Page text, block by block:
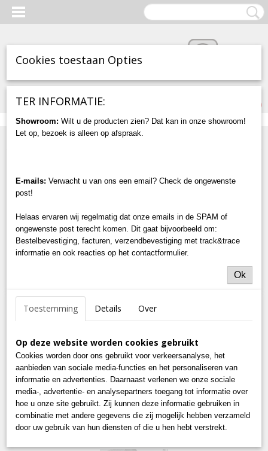
(0)
Home> Steigerverlichting >RVS Bevestiging - Set van 4
Cookies toestaan Opties
TER INFORMATIE:
Showroom: Wilt u de producten zien? Dat kan in onze showroom!
Let op, bezoek is alleen op afspraak.
E-mails: Verwacht u van ons een email? Check de ongewenste
post!
Helaas ervaren wij regelmatig dat onze emails in de SPAM of
ongewenste post terecht komen. Dit gaat bijvoorbeeld om:
Bestelbevestiging, facturen, verzendbevestiging met track&trace
informatie en ook reacties op het contactformulier.
Ok
Toestemming Details Over
Op deze website worden cookies gebruikt
Cookies worden door ons gebruikt voor verkeersanalyse, het
aanbieden van sociale media-functies en het personaliseren van
informatie en advertenties. Daarnaast verlenen we onze sociale
media-, advertentie- en analysepartners toegang tot informatie over
hoe u onze site gebruikt. Zij kunnen deze informatie gebruiken in
combinatie met andere gegevens die zij mogelijk hebben verzameld
door uw gebruik van hun diensten of die u hen hebt verstrekt.